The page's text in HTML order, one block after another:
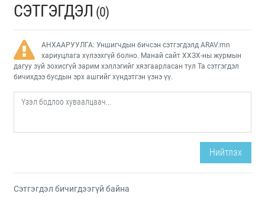
СЭТГЭГДЭЛ (0)
АНХААРУУЛГА: Уншигчдын бичсэн сэтгэгдэлд ARAV.mn
хариуцлага хүлээхгүй болно. Манай сайт ХХЗХ-ны журмын
дагуу зүй зохисгүй зарим хэллэгийг хязгаарласан тул Та сэтгэгдэл
бичихдээ бусдын эрх ашгийг хүндэтгэн үзнэ үү.
Нийтлэх
Сэтгэгдэл бичигдээгүй байна